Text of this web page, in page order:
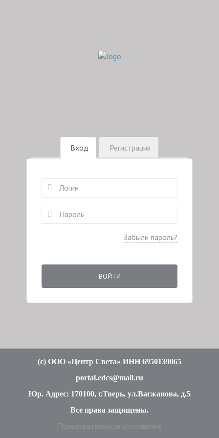
Вход Регистрация
Забыли пароль?
ВОЙТИ
(c) ООО «Центр Света» ИНН 6950139065
portal.edcs@mail.ru
Юр. Адрес: 170100, г.Тверь, ул.Вагжанова, д.5
Все права защищены.
Пользовательское соглашение